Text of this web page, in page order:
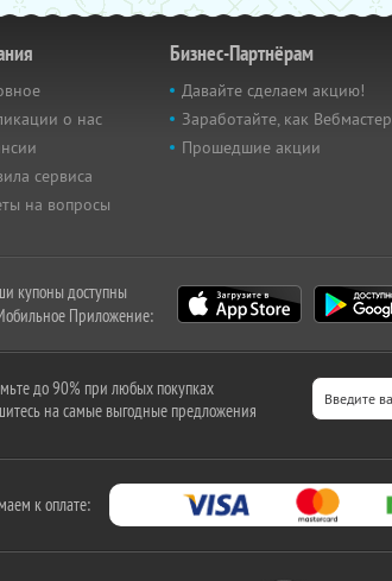
о нас
сервиса
на вопросы
Бизнес-Партнёрам
Давайте сделаем акцию!
Заработайте, как Вебмастер
Прошедшие акции
купоны доступны
Приложение:
до 90% при любых покупках
на самые выгодные предложения
к оплате: